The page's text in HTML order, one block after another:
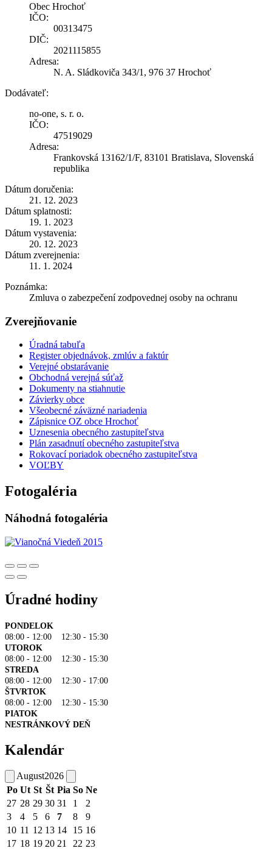
Obec Hrochoť
IČO:
00313475
DIČ:
2021115855
Adresa:
N. A. Sládkoviča 343/1, 976 37 Hrochoť
Dodávateľ:
no-one, s. r. o.
IČO:
47519029
Adresa:
Frankovská 13162/1/F, 83101 Bratislava, Slovenská
republika
Dátum doručenia:
21. 12. 2023
Dátum splatnosti:
19. 1. 2023
Dátum vystavenia:
20. 12. 2023
Dátum zverejnenia:
11. 1. 2024
Poznámka:
Zmluva o zabezpečení zodpovednej osoby na ochranu
Zverejňovanie
Úradná tabuľa
Register objednávok, zmlúv a faktúr
Verejné obstarávanie
Obchodná verejná súťaž
Dokumenty na stiahnutie
Závierky obce
Všeobecné záväzné nariadenia
Zápisnice OZ obce Hrochoť
Uznesenia obecného zastupiteľstva
Plán zasadnutí obecného zastupiteľstva
Rokovací poriadok obecného zastupiteľstva
VOĽBY
Fotogaléria
Náhodná fotogaléria
Úradné hodiny
PONDELOK
08:00 - 12:00 12:30 - 15:30
UTOROK
08:00 - 12:00 12:30 - 15:30
STREDA
08:00 - 12:00 12:30 - 17:00
ŠTVRTOK
08:00 - 12:00 12:30 - 15:30
PIATOK
NESTRÁNKOVÝ DEŇ
Kalendár
August2026
Po Ut St Št Pia So Ne
27 28 29 30 31 1
2
3
4 5 6 7 8
9
10 11 12 13 14 15 16
17 18 19 20 21 22 23